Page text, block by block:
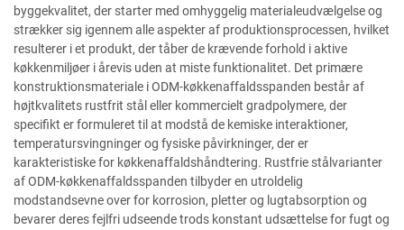
byggekvalitet, der starter med omhyggelig materialeudvælgelse og
strækker sig igennem alle aspekter af produktionsprocessen, hvilket
resulterer i et produkt, der tåber de krævende forhold i aktive
køkkenmiljøer i årevis uden at miste funktionalitet. Det primære
konstruktionsmateriale i ODM-køkkenaffaldsspanden består af
højtkvalitets rustfrit stål eller kommercielt gradpolymere, der
specifikt er formuleret til at modstå de kemiske interaktioner,
temperatursvingninger og fysiske påvirkninger, der er
karakteristiske for køkkenaffaldshåndtering. Rustfrie stålvarianter
af ODM-køkkenaffaldsspanden tilbyder en utroldelig
modstandsevne over for korrosion, pletter og lugtabsorption og
bevarer deres fejlfri udseende trods konstant udsættelse for fugt og